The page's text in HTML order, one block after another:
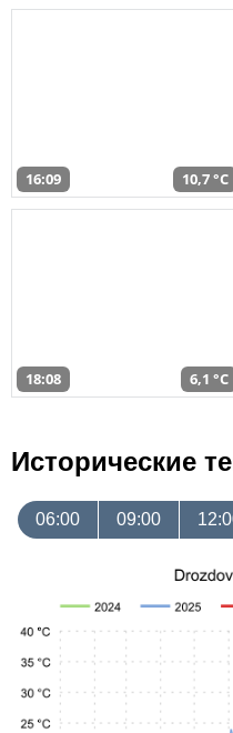
16:09 10,7 °C
18:08 6,1 °C
Исторические
06:00 09:00